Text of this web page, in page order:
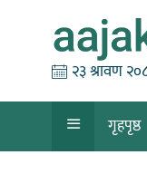
२३ श्रावण
गृहपृष्ठ